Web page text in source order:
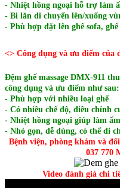
- Nhiệt hồng ngoại hỗ trợ làm
- Bi lăn di chuyển lên/xuống
- Phù hợp đặt lên ghế sofa,
<> Công dụng và ưu điểm của
Đệm ghế massage DMX‑911
công dụng và ưu điểm như sau:
- Phù hợp với nhiều loại ghế
- Có nhiều chế độ, điều chỉnh
- Nhiệt hồng ngoại giúp làm
- Nhỏ gọn, dễ dùng, có thể di
Bệnh viện, phòng khám và
037 770
Video đánh giá chi